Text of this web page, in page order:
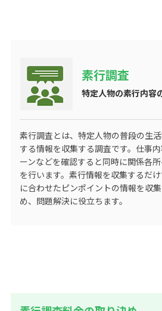
素行調査
特定人物の素行内容
素行調査とは、特定人物の普段の生
する情報を収集する調査です。仕事
ーンなどを確認すると同時に関係各
を行います。素行情報を収集するだ
に合わせたピンポイントの情報を収
め、問題解決に役立ちます。